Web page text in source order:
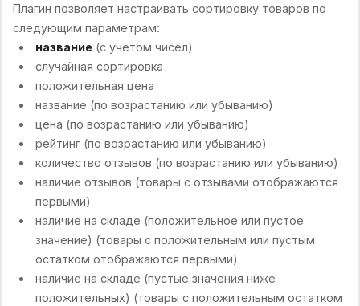
Плагин позволяет настраивать сортировку товаров по
следующим параметрам:
название(с учётом чисел)
случайная сортировка
положительная цена
название (по возрастанию или убыванию)
цена (по возрастанию или убыванию)
рейтинг (по возрастанию или убыванию)
количество отзывов (по возрастанию или убыванию)
наличие отзывов (товары с отзывами отображаются
первыми)
наличие на складе (положительное или пустое
значение) (товары с положительным или пустым
остатком отображаются первыми)
наличие на складе (пустые значения ниже
положительных) (товары с положительным остатком